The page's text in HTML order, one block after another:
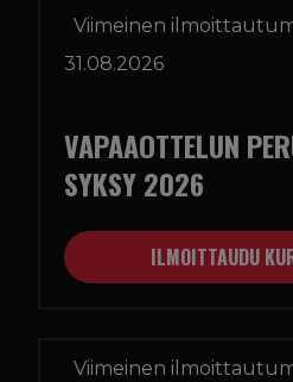
Viimeinen
31.08.2026
VAPAAOTTELUN
SYKSY 2026
ILMOITTAUDU
Viimeinen